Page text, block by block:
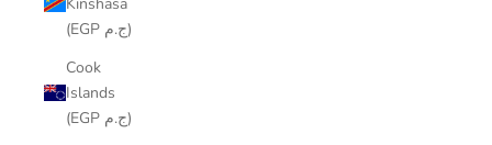
(EGP ج.م)
Cook
Islands
(EGP ج.م)